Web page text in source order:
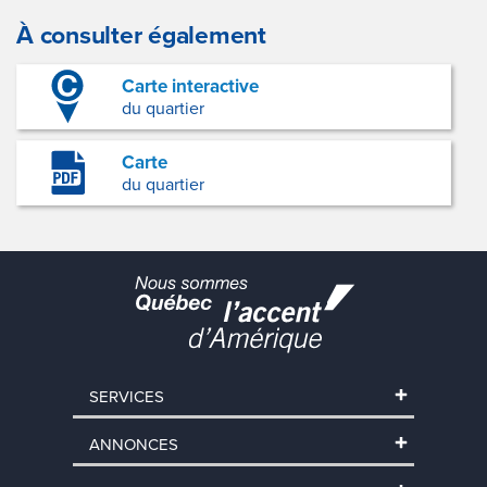
À consulter également
Carte interactive
du quartier
Carte
du quartier
SERVICES
ANNONCES